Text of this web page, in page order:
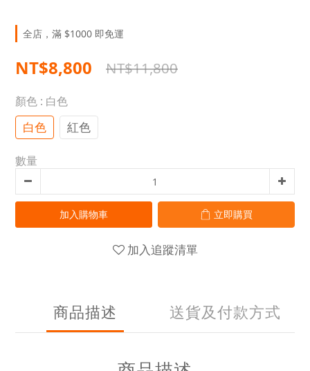
全店，滿 $1000 即免運
NT$8,800 NT$11,800
顏色 : 白色
白色 紅色
數量
加入購物車 立即購買
加入追蹤清單
商品描述 送貨及付款方式